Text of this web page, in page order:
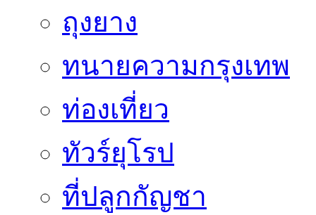
ถุงยาง
ทนายความกรุงเทพ
ท่องเที่ยว
ทัวร์ยุโรป
ที่ปลูกกัญชา